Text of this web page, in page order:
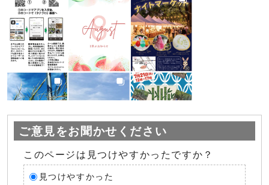
ご意見をお聞かせください
このページは見つけやすかったですか？
見つけやすかった